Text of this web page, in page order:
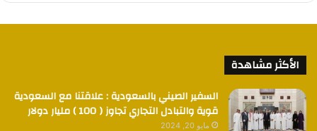
الأكثر مشاهدة
السفير الصيني بالسعودية : علاقتنا مع السعودية
قوية والتبادل التجاري تجاوز ( 100 ) مليار دولار
مايو 20, 2024